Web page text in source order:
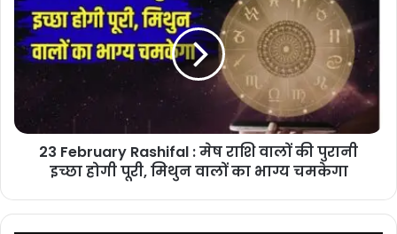
तक
कैंसिल
Rashifal
मेष
पुरानी
23 February Rashifal : मेष राशि वालों की पुरानी
इच्छा होगी पूरी, मिथुन वालों का भाग्य चमकेगा